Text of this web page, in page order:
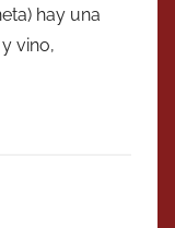
hay una
vino,